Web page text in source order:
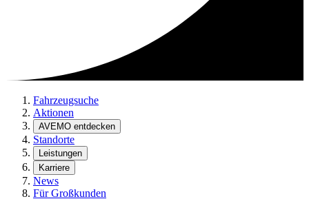
Fahrzeugsuche
Aktionen
AVEMO entdecken
Standorte
Leistungen
Karriere
News
Für Großkunden